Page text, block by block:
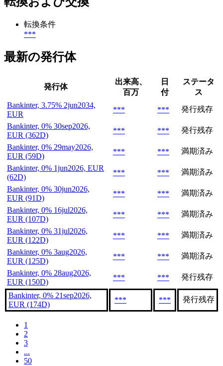
転換条件
***
最新の発行体
発行体
出来高、
百万
日
付
ステータ
ス
Bankinter, 3.75% 2jun2034,
EUR
*** ***
発行残存
Bankinter, 0% 30sep2026,
EUR (362D)
*** ***
発行残存
Bankinter, 0% 29may2026,
EUR (59D)
*** ***
満期済み
Bankinter, 0% 1jun2026, EUR
(62D)
*** ***
満期済み
Bankinter, 0% 30jun2026,
EUR (91D)
*** ***
満期済み
Bankinter, 0% 16jul2026,
EUR (107D)
*** ***
満期済み
Bankinter, 0% 31jul2026,
EUR (122D)
*** ***
満期済み
Bankinter, 0% 3aug2026,
EUR (125D)
*** ***
満期済み
Bankinter, 0% 28aug2026,
EUR (150D)
*** *** 発行残存
Bankinter, 0% 21sep2026,
EUR (174D)
*** *** 発行残存
1
2
3
...
50